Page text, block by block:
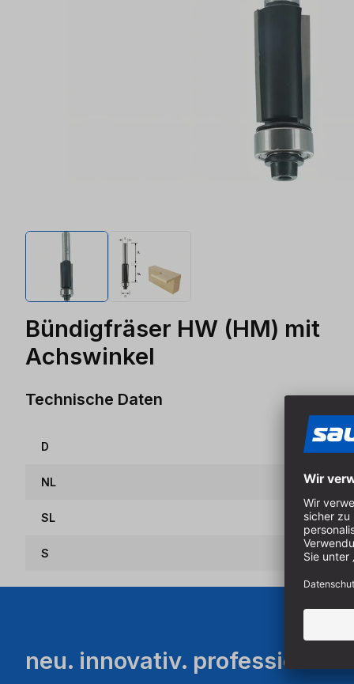
Bündigfräser HW (HM) mit
Achswinkel
Technische Daten
D
NL
SL
S
neu. innovativ. professionell.